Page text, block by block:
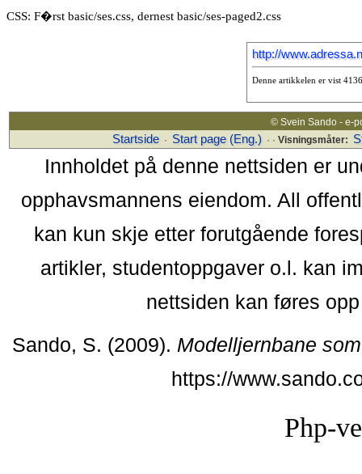
CSS: F�rst basic/ses.css, dernest basic/ses-paged2.css
http://
Denne artikkelen er vist
© Svein Sando - e-
Startside · Start page (Eng.) · · Visningsmåter:
Innholdet på denne nettsiden er
opphavsmannens eiendom. All
kan kun skje etter forutgående
artikler, studentoppgaver o.l. kan
nettsiden kan føres
Sando, S. (2009). Modelljernbane
https://
Php-